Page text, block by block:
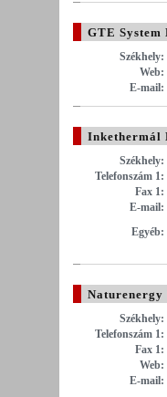
GTE System
Székhely:
Web:
E-mail:
Inkethermál
Székhely:
Telefonszám 1:
Fax 1:
E-mail:
Egyéb:
Naturenergy
Székhely:
Telefonszám 1:
Fax 1:
Web:
E-mail: